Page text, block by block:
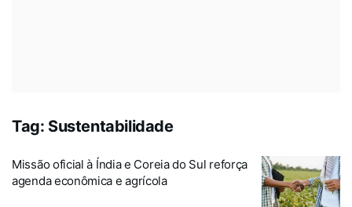
Tag: Sustentabilidade
Missão oficial à Índia e Coreia do Sul reforça
agenda econômica e agrícola